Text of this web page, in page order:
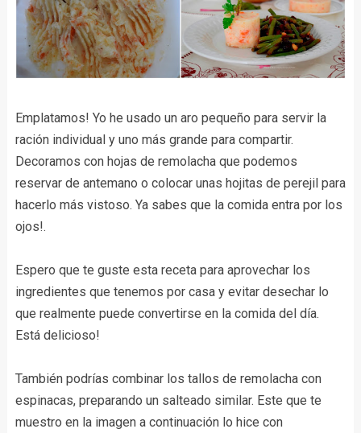
Emplatamos! Yo he usado un aro pequeño para servir la
ración individual y uno más grande para compartir.
Decoramos con hojas de remolacha que podemos
reservar de antemano o colocar unas hojitas de perejil para
hacerlo más vistoso. Ya sabes que la comida entra por los
ojos!.
Espero que te guste esta receta para aprovechar los
ingredientes que tenemos por casa y evitar desechar lo
que realmente puede convertirse en la comida del día.
Está delicioso!
También podrías combinar los tallos de remolacha con
espinacas, preparando un salteado similar. Este que te
muestro en la imagen a continuación lo hice con